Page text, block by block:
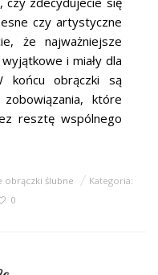
czy artystyczne
że najważniejsze
i miały dla
końcu obrączki są
które
resztę wspólnego
obrączki ślubne
Kategoria:
0